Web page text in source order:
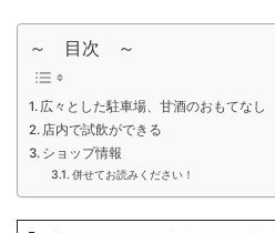
～ 目次 ～
広々とした駐車場、甘酒のおもてなし
店内で試飲ができる
ショップ情報
併せてお読みください！